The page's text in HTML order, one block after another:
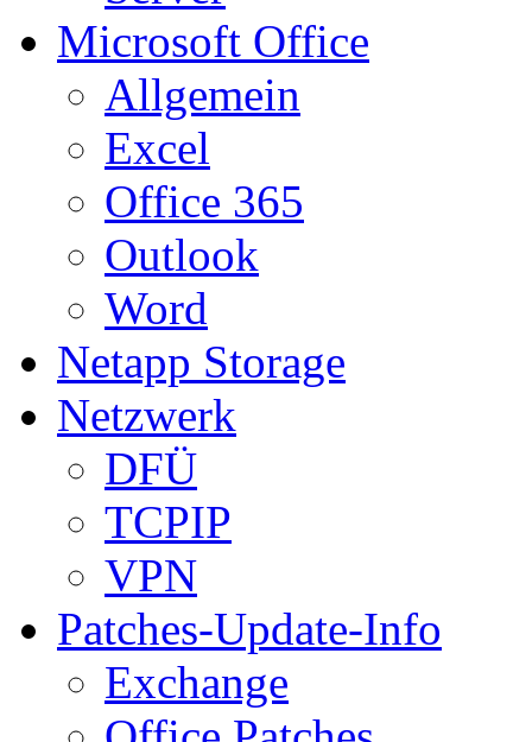
Microsoft Office
Allgemein
Excel
Office 365
Outlook
Word
Netapp Storage
Netzwerk
DFÜ
TCPIP
VPN
Patches-Update-Info
Exchange